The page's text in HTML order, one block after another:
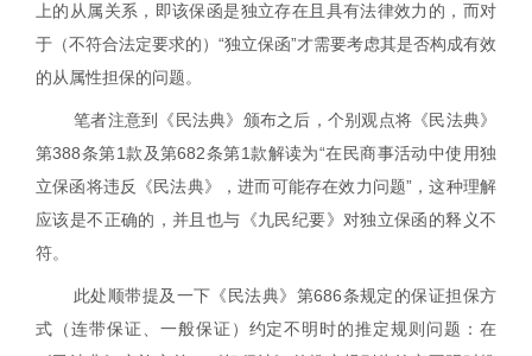
上的从属关系，即该保函是独立存在且具有法律效力的，而对
于（不符合法定要求的）“独立保函”才需要考虑其是否构成有效
的从属性担保的问题。
笔者注意到《民法典》颁布之后，个别观点将《民法典》
第388条第1款及第682条第1款解读为“在民商事活动中使用独
立保函将违反《民法典》，进而可能存在效力问题”，这种理解
应该是不正确的，并且也与《九民纪要》对独立保函的释义不
符。
此处顺带提及一下《民法典》第686条规定的保证担保方
式（连带保证、一般保证）约定不明时的推定规则问题：在